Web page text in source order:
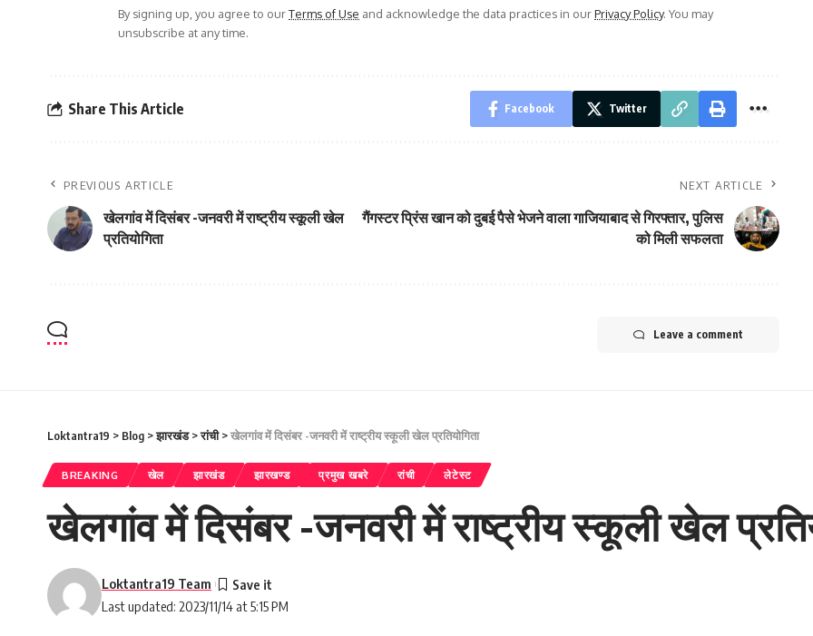
By signing up, you agree to ourTerms of Use and acknowledge the data practices in ourPrivacy Policy. You may
unsubscribe at any time.
Share This Article Facebook Twitter
PREVIOUS ARTICLE
खेलगांव में दिसंबर -जनवरी में राष्ट्रीय स्कूली खेल
प्रतियोगिता
NEXT ARTICLE
गैंगस्टर प्रिंस खान को दुबई पैसे भेजने वाला गाजियाबाद से गिरफ्तार, पुलिस
को मिली सफलता
Leave a comment
Loktantra19 > Blog >झारखंड>रांची>खेलगांव में दिसंबर -जनवरी में राष्ट्रीय स्कूली खेल प्रतियोगिता
BREAKING खेल झारखंड झारखण्ड प्रमुख खबरे रांची लेटेस्ट
खेलगांव में दिसंबर -जनवरी में राष्ट्रीय स्कूली खेल
Last updated: 2023/11/14 at 5:15 PM
Loktantra19 Team